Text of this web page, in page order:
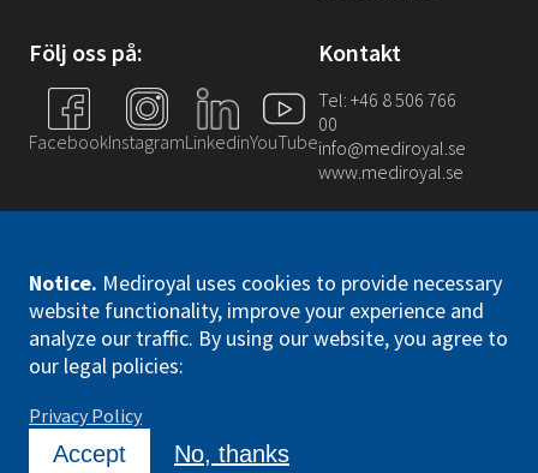
Följ oss på:
FacebookInstagramLinkedinYouTube
Kontakt
Tel: +46 8 506 766
00
info@mediroyal.se
www.mediroyal.se
Mediroyal Nordic AB. All right reserved
Notice. Mediroyal uses cookies to provide necessary
website functionality, improve your experience and
analyze our traffic. By using our website, you agree to
our legal policies:
Privacy Policy
Accept No, thanks